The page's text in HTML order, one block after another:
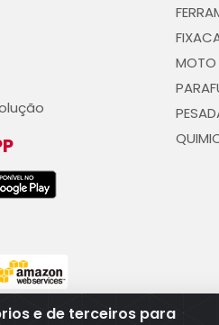
e de terceiros para
MOTO